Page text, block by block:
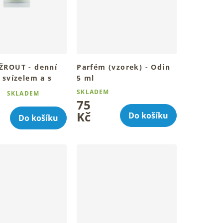
- denní
a s
pleť
SKLADEM
Do košíku
Parfém (vzorek) - Odin
5 ml
SKLADEM
75
Kč Do košíku